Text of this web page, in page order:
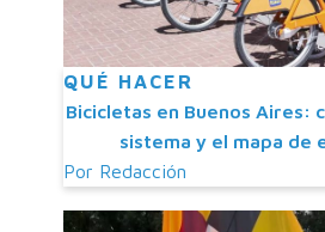
QUÉ HACER
Bicicletas en Buenos Aires:
sistema y el mapa de
Por Redacción